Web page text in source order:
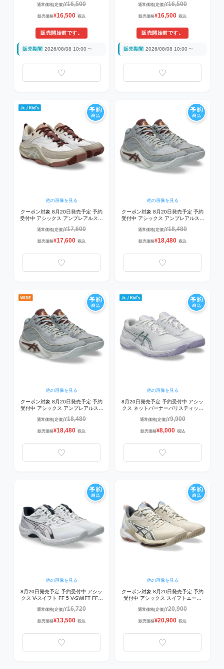
ーパーグローブ(GKグラブ) ブラック×
ゴールド
通常価格(定価)¥16,500
販売価格¥16,500 税込
販売開始前です。
販売期間 2026/08/08 10:00 〜
ーパーグローブ(GKグラブ) ホワイト×
シルバー
通常価格(定価)¥16,500
販売価格¥16,500 税込
販売開始前です。
販売期間 2026/08/08 10:00 〜
他の画像を見る
クーポン対象 8月20日発売予定 予約
受付中 アシックス アンプレアルスロ
WIDE 3 1063A119-250 バスケットボ
ールシューズ OATMEAL/WHIT
通常価格(定価)¥17,600
販売価格¥17,600 税込
他の画像を見る
クーポン対象 8月20日発売予定 予約
受付中 アシックス アンプレアルス 3
ケットボールシューズ PIEDMONT
GREY/RUSTED ROCK
通常価格(定価)¥18,480
販売価格¥18,480 税込
他の画像を見る
クーポン対象 8月20日発売予定 予約
受付中 アシックス アンプレアルス 3
3WIDE1063A106-020 バスケットボ
ールシューズ PIEDMONT
GREY/RUSTED RO
通常価格(定価)¥18,480
販売価格¥18,480 税込
他の画像を見る
8月20日発売予定 予約受付中 アシッ
クス ネットバーナーバリスティック
シューズ WHITE/FOGGY TEAL
通常価格(定価)¥9,900
販売価格¥8,000 税込
他の画像を見る
8月20日発売予定 予約受付中 アシッ
クス V-スイフト FF 5 V-SWIFT FF 5
WHITE/DAHLIA
通常価格(定価)¥16,720
販売価格¥13,500 税込
他の画像を見る
クーポン対象 8月20日発売予定 予約
受付中 アシックス スイフトエース
トボールシューズ
OATMEAL/CARRIER GREY
通常価格(定価)¥20,900
販売価格¥20,900 税込